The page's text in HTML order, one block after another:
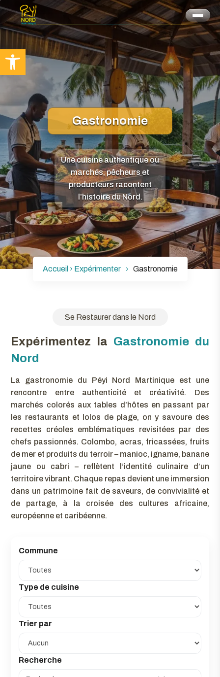
Ouvrir la barre d’outils
Gastronomie
Une cuisine authentique où
marchés, pêcheurs et
producteurs racontent
l’histoire du Nord.
Accueil › Expérimenter Gastronomie
Se Restaurer dans le Nord
Expérimentez la Gastronomie du
Nord
La gastronomie du Péyi Nord Martinique est une
rencontre entre authenticité et créativité. Des
marchés colorés aux tables d’hôtes en passant par
les restaurants et lolos de plage, on y savoure des
recettes créoles emblématiques revisitées par des
chefs passionnés. Colombo, acras, fricassées, fruits
de mer et produits du terroir – manioc, igname, banane
jaune ou cabri – reflètent l’identité culinaire d’un
territoire vibrant. Chaque repas devient une immersion
dans un patrimoine fait de saveurs, de convivialité et
de partage, à la croisée des cultures africaine,
européenne et caribéenne.
Commune
Type de cuisine
Trier par
Recherche